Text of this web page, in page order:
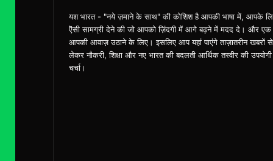
यश भारत - "नये ज़माने के साथ" की कोशिश है आपकी भाषा में, आपके
ऎसी सामग्री देने की जो आपको ज़िंदगी में आगे बढ़ने में मदद दे। और
आपकी आवाज़ उठाने के लिए। इसलिए आप यहां पाएंगे ताज़ातरीन खबरों से
लेकर नौकरी, शिक्षा और नए भारत की बदलती आर्थिक तस्वीर की उपयोगी
चर्चा।